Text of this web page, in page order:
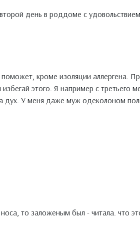
день в роддоме с
поможет, кроме изоляции аллергена.
этого. Я например с третьего
У меня даже муж одеколоном
то заложеным был - читала. что